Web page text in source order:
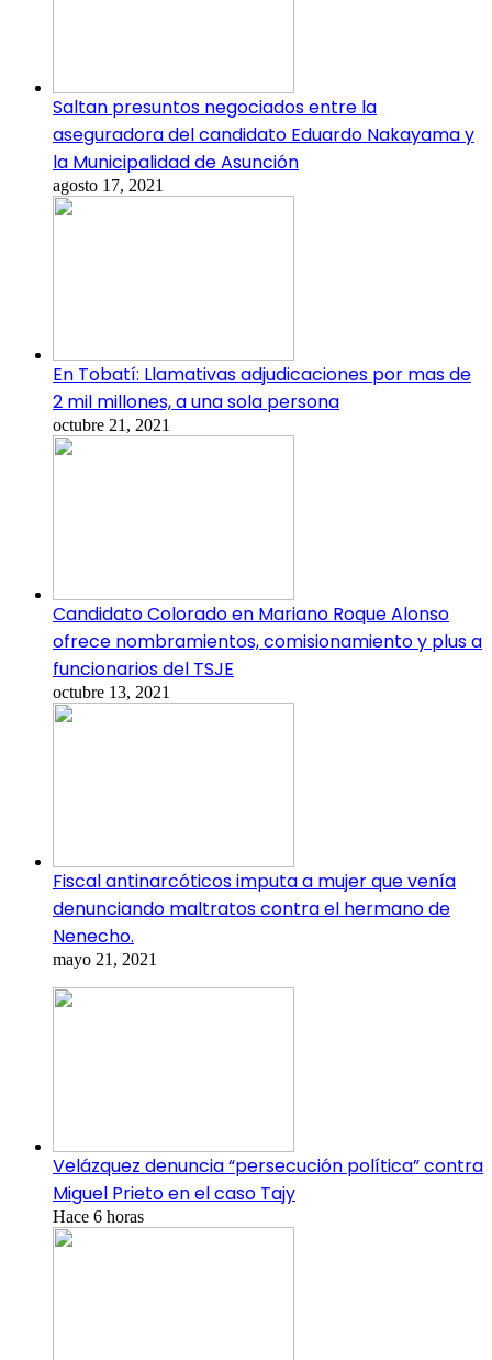
Saltan presuntos negociados entre la
aseguradora del candidato Eduardo Nakayama y
la Municipalidad de Asunción
agosto 17, 2021
En Tobatí: Llamativas adjudicaciones por mas de
2 mil millones, a una sola persona
octubre 21, 2021
Candidato Colorado en Mariano Roque Alonso
ofrece nombramientos, comisionamiento y plus a
funcionarios del TSJE
octubre 13, 2021
Fiscal antinarcóticos imputa a mujer que venía
denunciando maltratos contra el hermano de
Nenecho.
mayo 21, 2021
Velázquez denuncia “persecución política” contra
Miguel Prieto en el caso Tajy
Hace 6 horas